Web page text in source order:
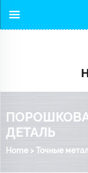
ДЕТАЛЬ
Home >Точные